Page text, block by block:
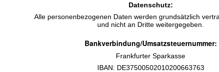
Datenschutz:
Alle personenbezogenen Daten werden grundsätzlich
und nicht an Dritte weitergegeben.
Bankverbindung/Umsatzsteuernummer:
Frankfurter Sparkasse
IBAN: DE37500502010200663763